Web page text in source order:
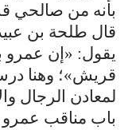
بأنه من صالحي
قال طلحة بن
يقول: «إن
قريش»؛ وهنا
لمعادن الرجال
باب مناقب عمرو بن